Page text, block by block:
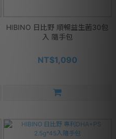
HIBINO 日比野 順暢益生菌30包
入 隨手包
NT$1,090